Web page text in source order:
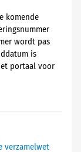
komende
wordt pas
is
portaal voor
verzamelwet